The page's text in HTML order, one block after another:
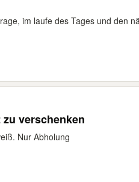
im laufe des Tages und den
verschenken
Nur Abholung